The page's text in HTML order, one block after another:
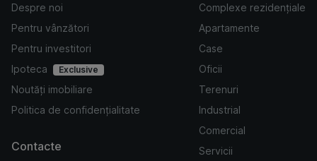
Despre noi
Pentru vânzători
Pentru investitori
Ipoteca
Exclusive
Noutăți imobiliare
Politica de confidențialitate
Complexe rezidențiale
Apartamente
Case
Oficii
Terenuri
Industrial
Comercial
Servicii
Contacte